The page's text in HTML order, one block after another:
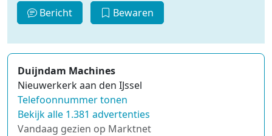
Bericht Bewaren
Duijndam Machines
Nieuwerkerk aan den IJssel
Telefoonnummer tonen
Bekijk alle 1.381 advertenties
Vandaag gezien op Marktnet